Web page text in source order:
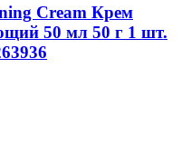
Cream Крем
50 мл 50 г 1 шт.